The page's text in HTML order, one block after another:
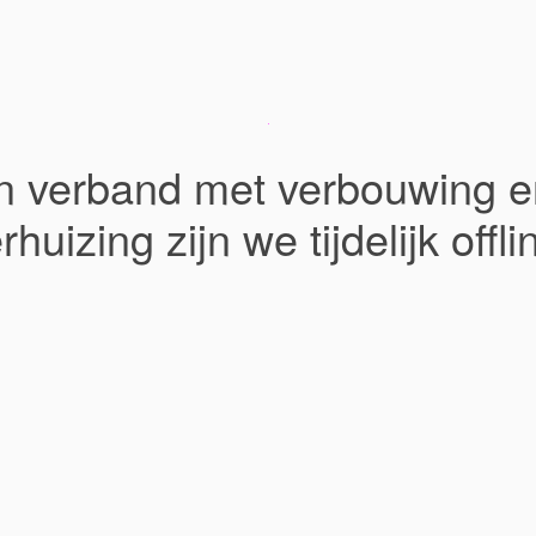
verband met verbouwing
zijn we tijdelijk